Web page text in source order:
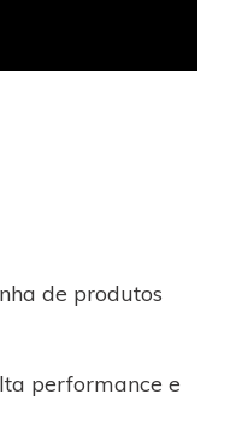
de produtos
performance e